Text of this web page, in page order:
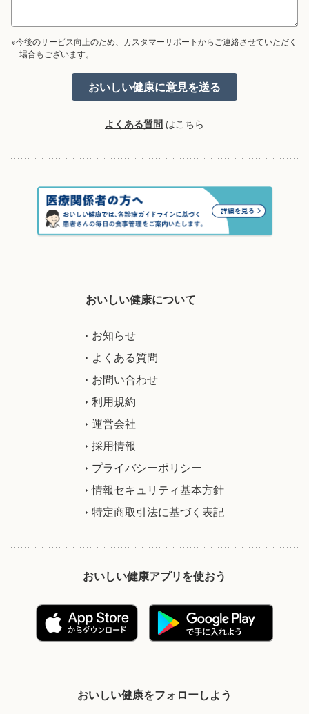
※今後のサービス向上のため、カスタマーサポートからご連絡させていただく
場合もございます。
よくある質問 はこちら
おいしい健康について
お知らせ
よくある質問
お問い合わせ
利用規約
運営会社
採用情報
プライバシーポリシー
情報セキュリティ基本方針
特定商取引法に基づく表記
おいしい健康アプリを使おう
おいしい健康をフォローしよう